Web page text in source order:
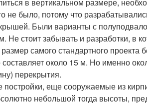
не было, потому что
Были варианты с
Не стоит забывать и разработки, в
самого стандартного проекта
составляет около 15 м. Но именно
перекрытия.
еще сооружаемые из
небольшой тогда высоты,